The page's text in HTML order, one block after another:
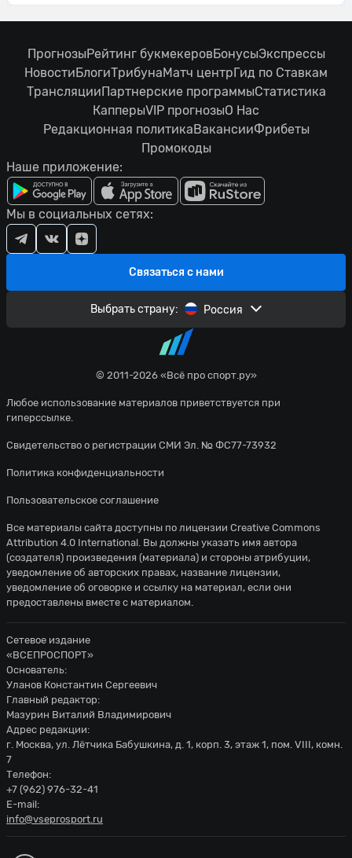
© 2011-2026 «Всё про спорт.ру»
Любое использование материалов приветствуется при
гиперссылке.
Свидетельство о регистрации СМИ Эл. № ФС77-73932
Политика конфиденциальности
Пользовательское соглашение
ПрогнозыРейтинг букмекеровБонусыЭкспрессы
НовостиБлогиТрибунаМатч центрГид по Ставкам
ТрансляцииПартнерские программыСтатистика
КапперыVIP прогнозыО Нас
Редакционная политикаВакансииФрибеты
Промокоды
Наше приложение:
Связаться с нами
Мы в социальных сетях:
Выбрать страну: Россия
Все материалы сайта доступны по лицензии Creative Commons
Attribution 4.0 International . Вы должны указать имя автора
(создателя) произведения (материала) и стороны атрибуции,
уведомление об авторских правах, название лицензии,
уведомление об оговорке и ссылку на материал, если они
предоставлены вместе с материалом.
Сетевое издание
«ВСЕПРОСПОРТ»
Основатель:
Уланов Константин Сергеевич
Главный редактор:
Мазурин Виталий Владимирович
Адрес редакции:
г. Москва, ул. Лётчика Бабушкина, д. 1, корп. 3, этаж 1, пом. VIII, комн.
7
Телефон:
+7 (962) 976-32-41
E-mail:
info@vseprosport.ru